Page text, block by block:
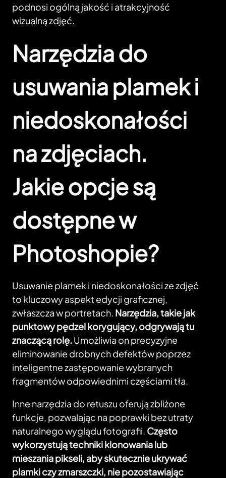
podnosi ogólną jakość i atrakcyjność
wizualną zdjęć.
Narzędzia do
usuwania plamek i
niedoskonałości
na zdjęciach.
Jakie opcje są
dostępne w
Photoshopie?
Usuwanie plamek i niedoskonałości ze zdjęć
to kluczowy aspekt edycji graficznej,
zwłaszcza w portretach. Narzędzia, takie jak
punktowy pędzel korygujący, odgrywają tu
znaczącą rolę. Umożliwia on precyzyjne
eliminowanie drobnych defektów poprzez
inteligentne zastępowanie wybranych
fragmentów odpowiednimi częściami tła.
Inne narzędzia do retuszu oferują zbliżone
funkcje, pozwalając na poprawki bez utraty
naturalnego wyglądu fotografii. Często
wykorzystują techniki klonowania lub
mieszania pikseli, aby skutecznie ukrywać
plamki czy zmarszczki, nie pozostawiając